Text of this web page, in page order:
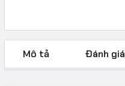
Mô tả Đánh giá